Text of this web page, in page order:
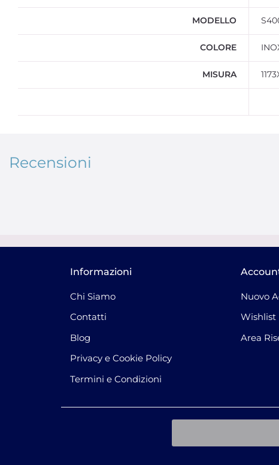
MODELLO
COLORE
MISURA
Recensioni
Informazioni
Chi Siamo
Contatti
Blog
Privacy e Cookie Policy
Termini e Condizioni
Nuovo
Wishlist
Area